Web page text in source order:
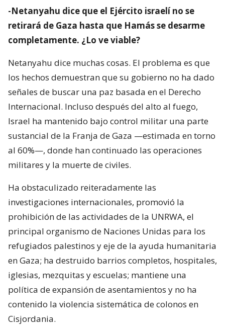
-Netanyahu dice que el Ejército israelí no se
retirará de Gaza hasta que Hamás se desarme
completamente. ¿Lo ve viable?
Netanyahu dice muchas cosas. El problema es que
los hechos demuestran que su gobierno no ha dado
señales de buscar una paz basada en el Derecho
Internacional. Incluso después del alto al fuego,
Israel ha mantenido bajo control militar una parte
sustancial de la Franja de Gaza —estimada en torno
al 60%—, donde han continuado las operaciones
militares y la muerte de civiles.
Ha obstaculizado reiteradamente las
investigaciones internacionales, promovió la
prohibición de las actividades de la UNRWA, el
principal organismo de Naciones Unidas para los
refugiados palestinos y eje de la ayuda humanitaria
en Gaza; ha destruido barrios completos, hospitales,
iglesias, mezquitas y escuelas; mantiene una
política de expansión de asentamientos y no ha
contenido la violencia sistemática de colonos en
Cisjordania.